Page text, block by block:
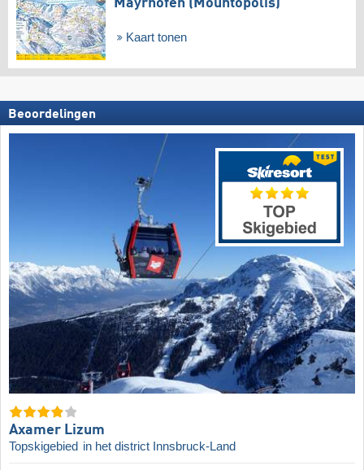
Mayrhofen (Mountopolis)
Kaart tonen
Beoordelingen
Axamer Lizum
Topskigebied in het district Innsbruck-Land